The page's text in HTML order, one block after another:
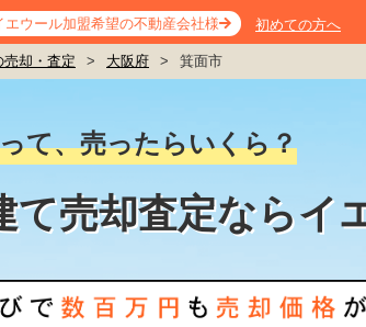
エウール加盟希望の不動産会社様 初めての方へ
却・査定 > 大阪府 > 箕面市
て、売ったらいくら？
て売却査定ならイ